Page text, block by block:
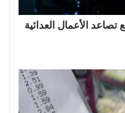
الأعمال العدائية